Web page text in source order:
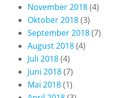
November 2018(4)
Oktober 2018(3)
September 2018(7)
August 2018(4)
Juli 2018(4)
Juni 2018(7)
Mai 2018(1)